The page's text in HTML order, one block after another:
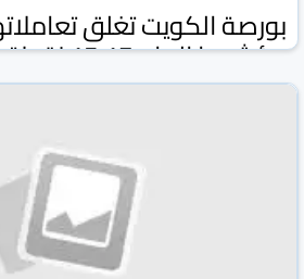
بورصة الكويت تغلق
مؤشرها العام 17ر15 نقطة
وكالة كونا الكويتية وكالات ومواقع 17 شباط/فبراير 2026